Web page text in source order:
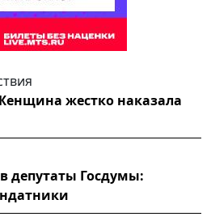
жестко наказала
депутаты Госдумы: